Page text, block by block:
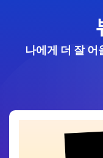
나에게 더 잘